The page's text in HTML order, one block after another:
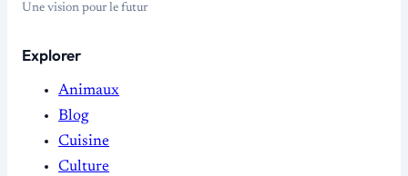
Une vision pour le futur
Explorer
Animaux
Blog
Cuisine
Culture